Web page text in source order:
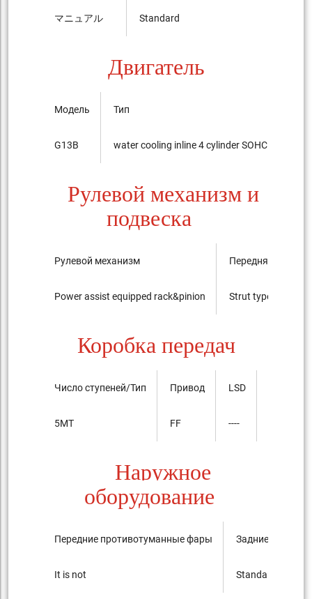
マニュアル Standard
Двигатель
Модель
G13B
Тип
water cooling inline 4 cylinder SOHC 16-valves
Рулевой механизм и
подвеска
Рулевой механизм
Power assist equipped rack&pinion
Передняя
Strut type 四輪
Коробка передач
Число ступеней/Тип
5MT
Привод
FF
LSD
----
Наружное
оборудование
Передние противотуманные фары
It is not
Задние
Standard